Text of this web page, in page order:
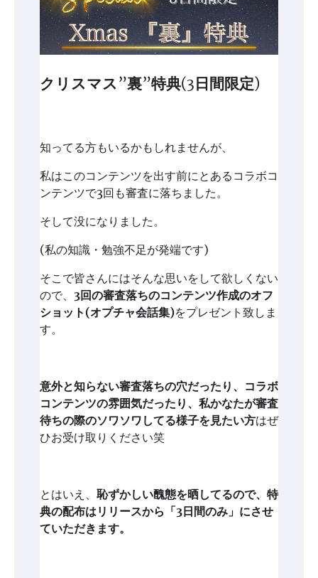
クリスマス”裏”特典(3日間限定)
知ってる方もいるかもしれませんが、
私はこのコンテンツを出す前にとあるコラボコ
ンテンツで3回も審査に落ちました。
そして没になりました。
(私の知識・勉強不足が発端です)
そこで皆さんにはそんな思いをして欲しくない
ので、 3回の審査落ちのコンテンツ作成のオフ
ショット(オプチャ会話集)をプレゼント致しま
す。
意外と知らない審査落ちの穴だったり、コラボ
コンテンツの雰囲気だったり、私かなたが審査
待ちの際のソワソワしてる様子を見たい方はぜ
ひお受け取りください笑
とはいえ、 恥ずかしい醜態を晒してるので、特
典の配布はリリースから「3日間のみ」にさせ
ていただきます。